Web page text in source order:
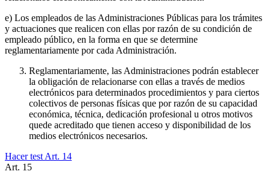
e) Los empleados de las Administraciones Públicas para los trámites
y actuaciones que realicen con ellas por razón de su condición de
empleado público, en la forma en que se determine
reglamentariamente por cada Administración.
Reglamentariamente, las Administraciones podrán establecer
la obligación de relacionarse con ellas a través de medios
electrónicos para determinados procedimientos y para ciertos
colectivos de personas físicas que por razón de su capacidad
económica, técnica, dedicación profesional u otros motivos
quede acreditado que tienen acceso y disponibilidad de los
medios electrónicos necesarios.
Hacer test Art. 14
Art. 15